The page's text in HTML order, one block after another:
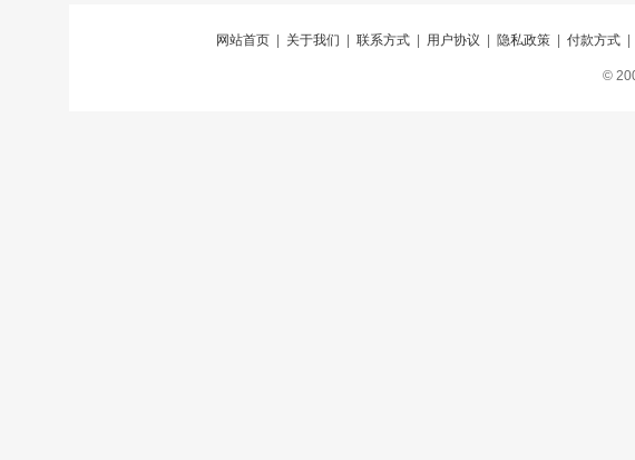
网站首页| 关于我们 联系方式| 用户协议 隐私政策| 付款方式|
©